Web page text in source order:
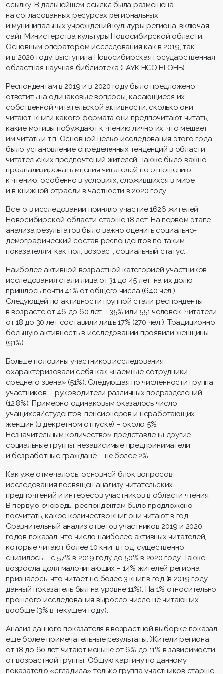
ссылку. В дальнейшем ссылка была размещена
на согласованных ресурсах региональных
и муниципальных учреждений культуры региона, включая
сайт Министерства культуры Новосибирской области.
Основным оператором исследования как в 2019, так
и в 2020 году, выступила Новосибирская государственная
областная научная библиотека (ГАУК НСО НГОНБ).
Респондентам в 2019 и в 2020 году было предложено
ответить на одинаковые вопросы, касающиеся их
собственной читательской активности: сколько они
читают, книги какого формата они предпочитают читать,
какие мотивы побуждают к чтению лично их, что мешает
им читать и т.п. Основной целью исследования этого года
было установление определенных тенденций в области
читательских предпочтений жителей. Также было важно
проанализировать мнения читателей по отношению
к чтению, особенно в условиях, сложившихся в мире
и в книжной отрасли в частности в 2020 году.
Всего в исследовании приняло участие 1626 жителей
Новосибирской области старше 18 лет. На первом этапе
анализа результатов было важно оценить социально-
демографический состав респондентов по таким
показателям, как пол, возраст, социальный статус.
Наиболее активной возрастной категорией участников
исследования стали лица от 31 до 45 лет, на их долю
пришлось почти 41% от общего числа (640 чел.).
Следующей по активности группой стали респонденты
в возрасте от 46 до 60 лет – 35% или 551 человек. Читатели
от 18 до 30 лет составили лишь 17% (270 чел.). Традиционно
большую активность в исследовании проявили женщины
(91%).
Больше половины участников исследования
охарактеризовали себя как «наемные сотрудники
среднего звена» (51%). Следующая по численности группа
участников – руководители различных подразделений
(12,8%). Примерно одинаковым оказалось число
учащихся/студентов, пенсионеров и неработающих
женщин (в декретном отпуске) – около 5%.
Незначительным количеством представлены другие
социальные группы: независимые предприниматели
и безработные граждане – не более 2%.
Как уже отмечалось, основной блок вопросов
исследования посвящен анализу читательских
предпочтений и интересов участников в области чтения.
В первую очередь, респондентам было предложено
посчитать, какое количество книг они читают в год.
Сравнительный анализ ответов участников 2019 и 2020
годов показал, что число наиболее активных читателей,
которые читают более 10 книг в год, существенно
снизилось – с 57% в 2019 году до 50% в 2020 году. Также
возросла доля малочитающих – 14% жителей региона
призналось, что читает не более 3 книг в год (в 2019 году
данный показатель был на уровне 11%). На 1% относительно
прошлого исследования выросло число не читающих
вообще (3% в текущем году).
Анализ данного показателя в возрастной выборке показал
еще более примечательные результаты. Жители региона
от 18 до 60 лет читают меньше от 6% до 11% в зависимости
от возрастной группы. Общую картину по данному
показателю «сгладила» только группа участников старше